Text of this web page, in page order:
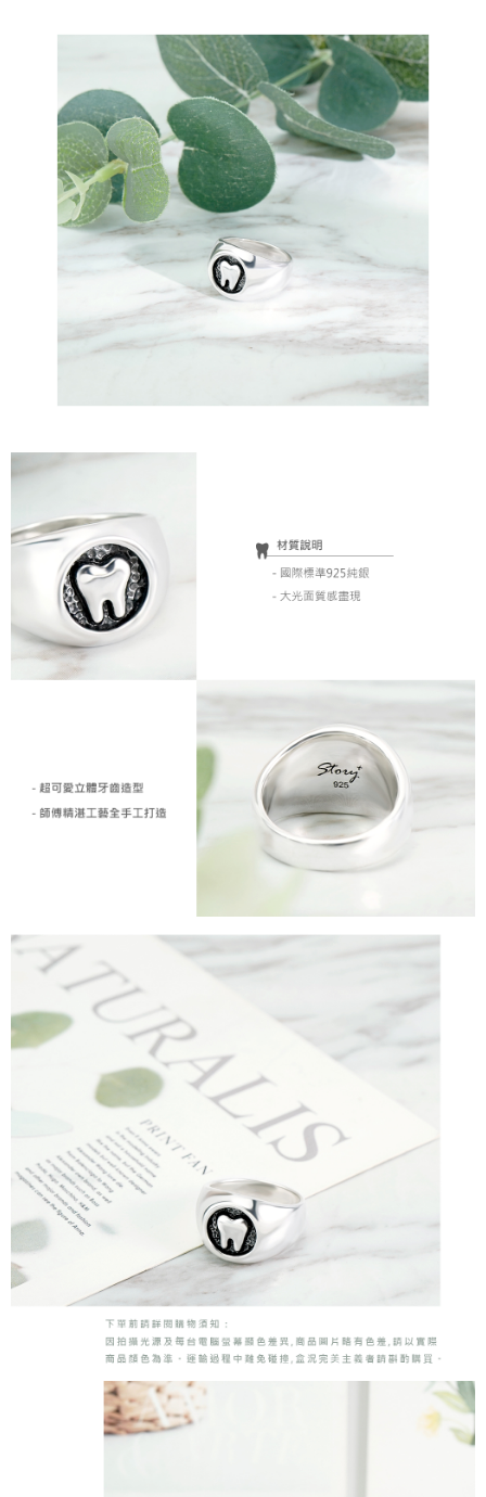
４．使用「AFTEE先享後付」時，將依據個別帳號之用戶狀況，依本公司即
時審查核予不同之上限額度；若仍有額度不足之情形，本公司將視審查結果
請求用戶進行身份認證。
５．嚴禁一人註冊多個帳號或使用他人資訊註冊。若發現惡意使用之情形，
恩沛科技股份有限公司將有權停止該用戶之使用額度並採取法律行動。
國家/地區配送 查看運費